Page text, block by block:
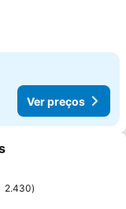
Ver preços
favoritos
2.430